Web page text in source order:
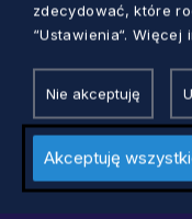
Urząd Marszałkowski
Województwa
zdecydować, które
“Ustawienia“. Więcej
Nie akceptuję
Akceptuję